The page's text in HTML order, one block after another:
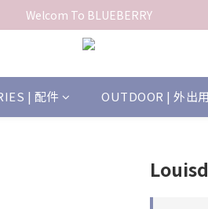
Welcom To BLUEBERRY
| 配件 OUTDOOR | 外出